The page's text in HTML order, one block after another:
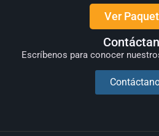
Ver
Escríbenos para conocer